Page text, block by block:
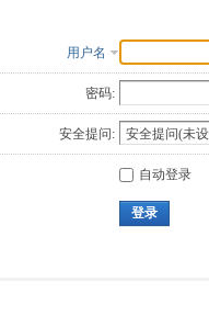
用户名
密码:
安全提问:
自动登录
登录